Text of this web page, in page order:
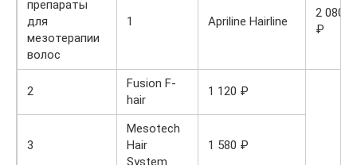
препараты
для
мезотерапии
волос
1 Apriline Hairline
2 080
₽
2
Fusion F-
hair
1 120 ₽
3
Mesotech
Hair
System
1 580 ₽